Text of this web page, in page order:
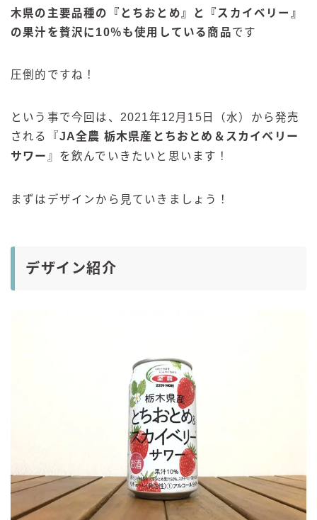
木県の主要品種の『とちおとめ』と『スカイベリー』
の果汁を贅沢に 10％も使用している商品です
圧倒的ですね！
という事で今回は、2021年12月15日（水）から発売
される『JA全農 栃木県産とちおとめ＆スカイベリー
サワー 』を飲んでいきたいと思います！
まずはデザインから見ていきましょう！
デザイン紹介